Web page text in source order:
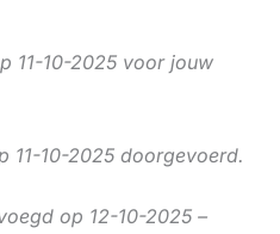
11-10-2025 voor jouw
11-10-2025 doorgevoerd.
op 12-10-2025 –